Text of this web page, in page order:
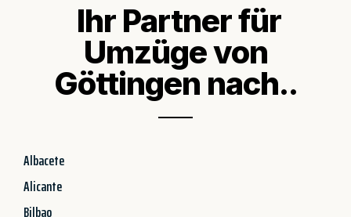
Ihr Partner für
Umzüge von
Göttingen nach..
Albacete
Alicante
Bilbao